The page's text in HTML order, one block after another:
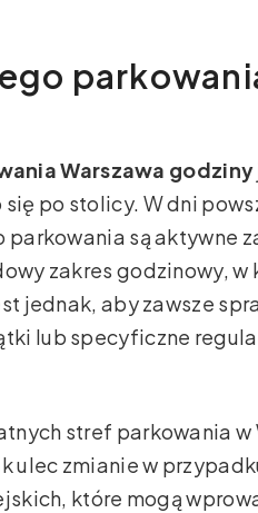
Warszawa godziny
po stolicy. W dni
są aktywne
zakres godzinowy, w
jednak, aby zawsze
lub specyficzne
stref parkowania
ulec zmianie w
które mogą